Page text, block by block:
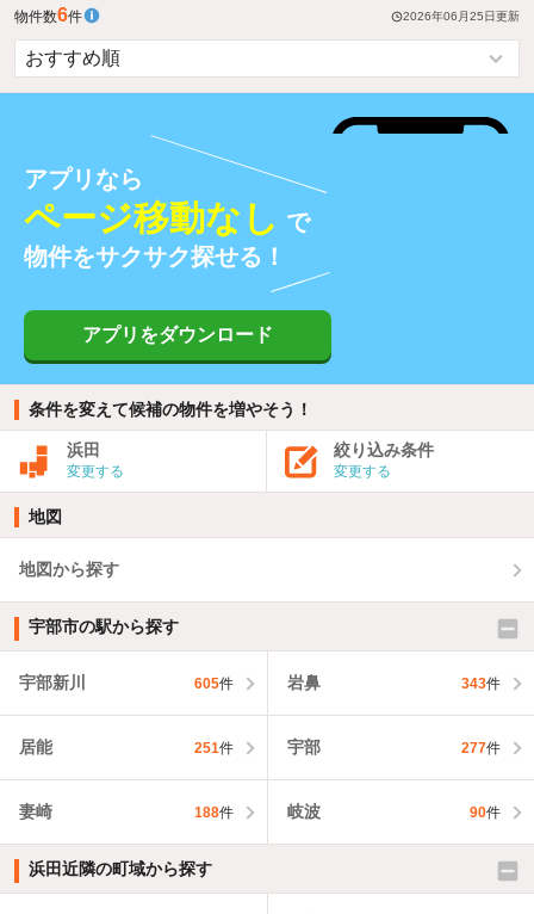
物件数6件 2026年06月25日更新
アプリなら
ページ移動なし で
物件をサクサク探せる！
アプリをダウンロード
条件を変えて候補の物件を増やそう！
浜田
変更する
絞り込み条件
変更する
地図
地図から探す
宇部市の駅から探す
宇部新川 605件 岩鼻 343件
居能 251件 宇部 277件
妻崎 188件 岐波 90件
浜田近隣の町域から探す